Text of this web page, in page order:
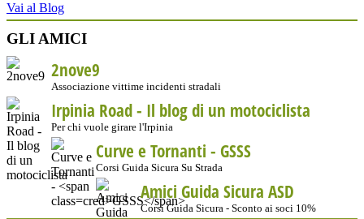
Vai al Blog
GLI AMICI
2nove9
Associazione vittime incidenti stradali
Irpinia Road - Il blog di un motociclista
Per chi vuole girare l'Irpinia
Curve e Tornanti - GSSS
Corsi Guida Sicura Su Strada
Amici Guida Sicura ASD
Corsi Guida Sicura - Sconto ai soci 10%